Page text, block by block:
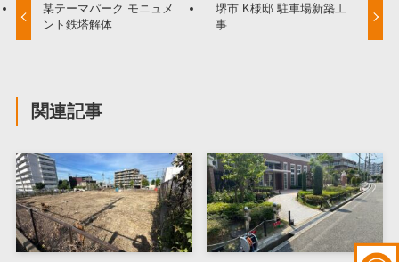
某テーマパーク モニュメ
ント鉄塔解体
堺市 K様邸 駐車場新築工
事
関連記事